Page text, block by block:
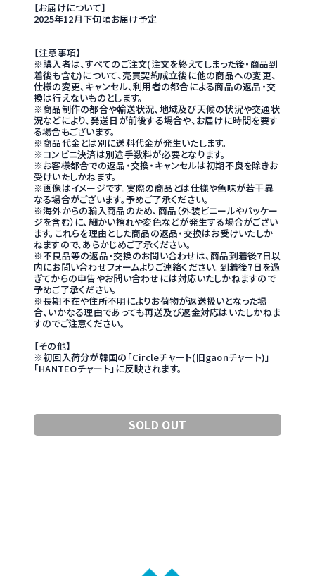
【お届けについて】
2025年12月下旬頃お届け予定
【注意事項】
※購入者は、すべてのご注文(注文を終えてしまった後・商品到
着後も含む)について、売買契約成立後に他の商品への変更、
仕様の変更、キャンセル、利用者の都合による商品の返品・交
換は行えないものとします。
※商品制作の都合や輸送状況、地域及び天候の状況や交通状
況などにより、発送日が前後する場合や、お届けに時間を要す
る場合もございます。
※商品代金とは別に送料代金が発生いたします。
※コンビニ決済は別途手数料が必要となります。
※お客様都合での返品・交換・キャンセルは初期不良を除きお
受けいたしかねます。
※画像はイメージです。実際の商品とは仕様や色味が若干異
なる場合がございます。予めご了承ください。
※海外からの輸入商品のため、商品（外装ビニールやパッケー
ジを含む）に、細かい擦れや変色などが発生する場合がござい
ます。これらを理由とした商品の返品・交換はお受けいたしか
ねますので、あらかじめご了承ください。
※不良品等の返品・交換のお問い合わせは、商品到着後7日以
内にお問い合わせフォームよりご連絡ください。到着後7日を過
ぎてからの申告やお問い合わせには対応いたしかねますので
予めご了承ください。
※長期不在や住所不明によりお荷物が返送扱いとなった場
合、いかなる理由であっても再送及び返金対応はいたしかねま
すのでご注意ください。
【その他】
※初回入荷分が韓国の「Circleチャート(旧gaonチャート)」
「HANTEOチャート」に反映されます。
SOLD OUT